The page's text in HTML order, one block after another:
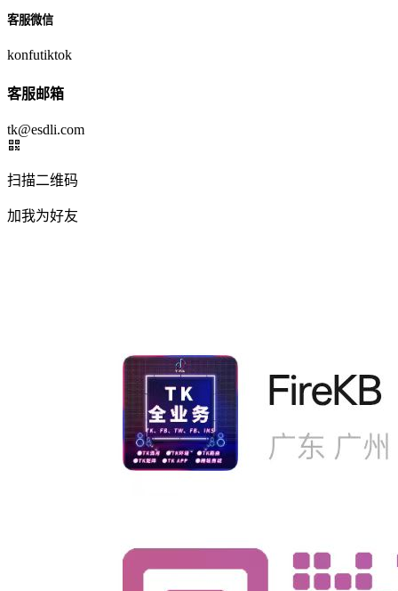
客服微信
konfutiktok
客服邮箱
tk@esdli.com
扫描二维码
加我为好友